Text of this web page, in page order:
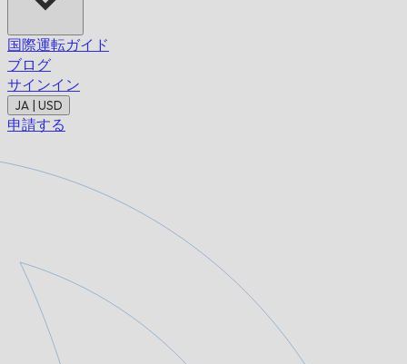
国際運転ガイド
ブログ
サインイン
JA | USD
申請する